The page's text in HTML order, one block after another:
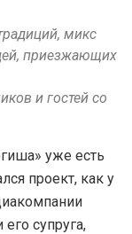
микс
приезжающих
и гостей со
уже есть
проект, как у
супруга,